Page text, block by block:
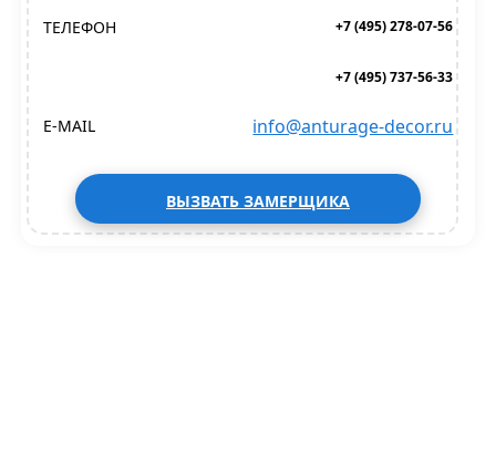
ТЕЛЕФОН +7 (495) 278-07-56
+7 (495) 737-56-33
E-MAIL info@anturage-decor.ru
ВЫЗВАТЬ ЗАМЕРЩИКА